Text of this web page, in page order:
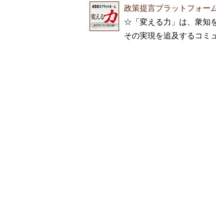
政策提言プラットフォー
☆「変える力」は、衆知
その実現を追及するコミ